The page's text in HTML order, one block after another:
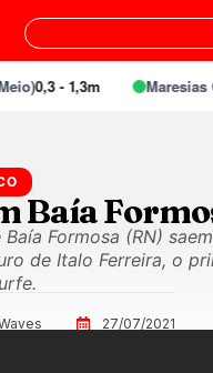
0,3 - 1,3m Maresias
Baía
Formosa (RN)
de Italo Ferreira, o
27/07/2021